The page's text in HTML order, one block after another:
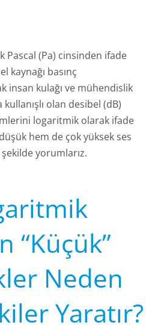
Pascal (Pa) cinsinden ifade
kaynağı basınç
insan kulağı ve mühendislik
olan desibel (dB)
logaritmik olarak ifade
hem de çok yüksek ses
yorumlarız.
“Küçük”
Neden
Yaratır?